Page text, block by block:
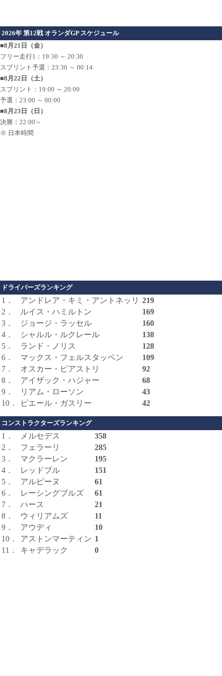
2026年 第12戦 オランダGP スケジュール
■8月21日（金）
フリー走行1：19:30 ～ 20:30
スプリント予選：23:30 ～ 00:14
■8月22日（土）
スプリント：19:00 ～ 20:00
予選：23:00 ～ 00:00
■8月23日（日）
決勝：22:00～
※ 日本時間
ドライバーズランキング
1． アンドレア・キミ・アントネッリ 219
2．
ルイス・ハミルトン
169
3．
ジョージ・ラッセル
160
4．
シャルル・ルクレール
138
5．
ランド・ノリス
128
6．
マックス・フェルスタッペン
109
7．
オスカー・ピアストリ
92
8．
アイザック・ハジャー
68
9．
リアム・ローソン
43
10．
ピエール・ガスリー 42
コンストラクターズランキング
1． メルセデス
358
2．
フェラーリ
285
3．
マクラーレン
195
4．
レッドブル
151
5．
アルピーヌ
61
6．
レーシングブルズ
61
7．
ハース
21
8．
ウィリアムズ
11
9．
アウディ
10
10．
アストンマーティン 1
11．
キャデラック 0